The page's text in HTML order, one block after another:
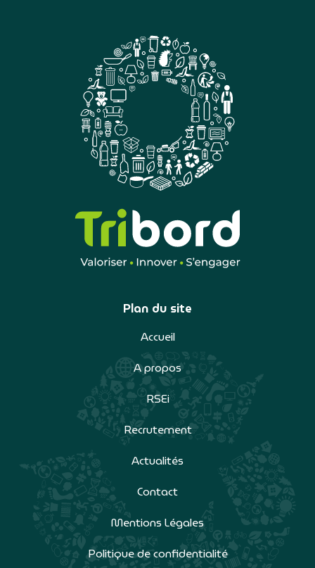
Plan du site
Accueil
A propos
RSEi
Recrutement
Actualités
Contact
Mentions Légales
Politique de confidentialité